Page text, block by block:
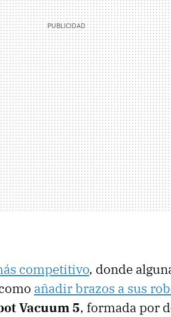
competitivo, donde
añadir brazos a sus
Vacuum 5, formada por